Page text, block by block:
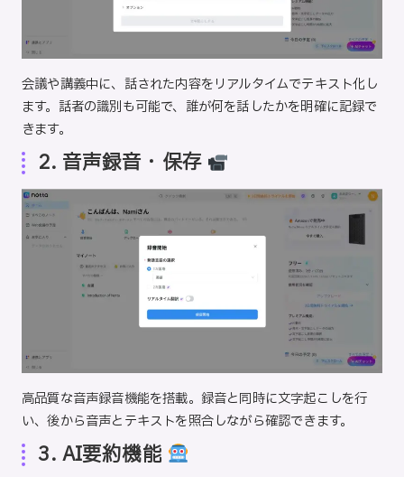
会議や講義中に、話された内容をリアルタイムでテキスト化し
ます。話者の識別も可能で、誰が何を話したかを明確に記録で
きます。
2. 音声録音・保存
高品質な音声録音機能を搭載。録音と同時に文字起こしを行
い、後から音声とテキストを照合しながら確認できます。
3. AI要約機能